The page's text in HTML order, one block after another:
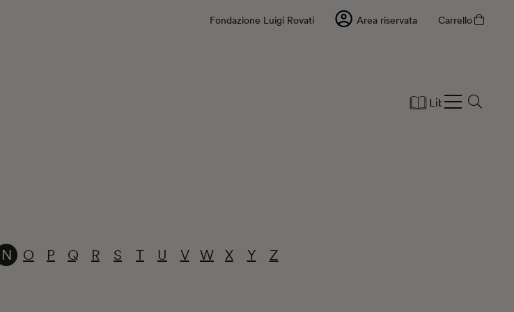
Fondazione Luigi Rovati Area riservata Carrello
Libri
N O P Q R S T U V W X Y Z